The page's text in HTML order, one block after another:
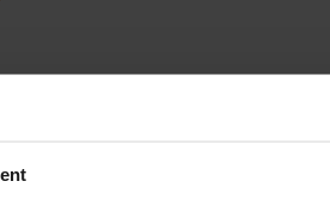
marchi di Kempower Oyj registrati in